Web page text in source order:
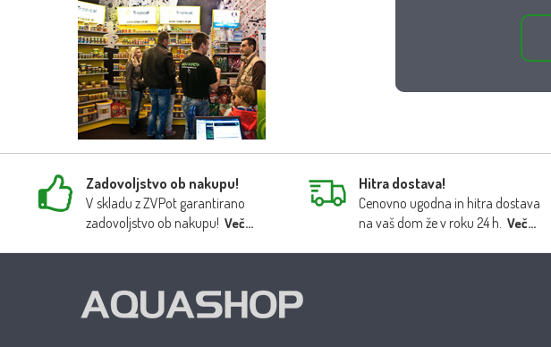
Zadovoljstvo ob nakupu!
V skladu z ZVPot garantirano
zadovoljstvo ob nakupu! Več...
Hitra dostava!
Cenovno ugodna in hitra dostava
na vaš dom že v roku 24 h. Več...